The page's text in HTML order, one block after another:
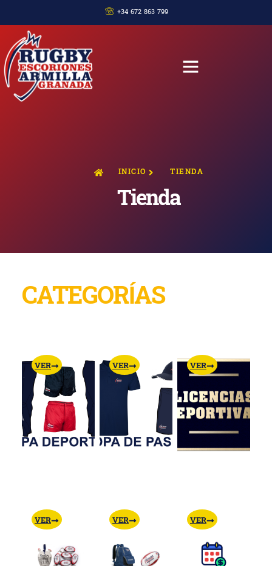
+34 672 863 799
INICIO TIENDA
Tienda
CATEGORÍAS
VER VER VER
VER VER VER